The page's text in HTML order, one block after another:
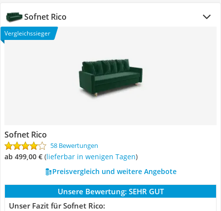
Sofnet Rico
Vergleichssieger
Sofnet Rico
58 Bewertungen
ab 499,00 € ( Lieferbar in wenigen Tagen)
Preisvergleich und weitere Angebote
Unsere Bewertung: SEHR GUT
Unser Fazit für Sofnet Rico: